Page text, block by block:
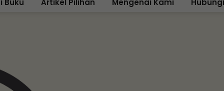
Buku Artikel Pilihan Mengenai Kami